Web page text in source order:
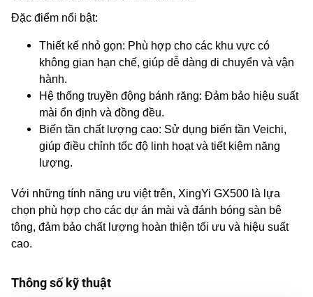
Đặc điểm nổi bật:
Thiết kế nhỏ gọn: Phù hợp cho các khu vực có
không gian hạn chế, giúp dễ dàng di chuyển và vận
hành.
Hệ thống truyền động bánh răng: Đảm bảo hiệu suất
mài ổn định và đồng đều.
Biến tần chất lượng cao: Sử dụng biến tần Veichi,
giúp điều chỉnh tốc độ linh hoạt và tiết kiệm năng
lượng.
Với những tính năng ưu việt trên, XingYi GX500 là lựa
chọn phù hợp cho các dự án mài và đánh bóng sàn bê
tông, đảm bảo chất lượng hoàn thiện tối ưu và hiệu suất
cao.
Thông số kỹ thuật